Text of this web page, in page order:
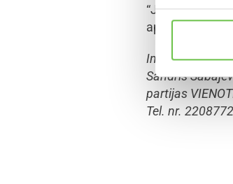
“Jēkabpils
apvienību
Informāciju
Sandris
partijas
Tel. nr.